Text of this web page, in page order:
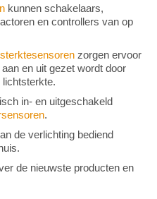
kunnen schakelaars,
en controllers van op
zorgen ervoor
en uit gezet wordt door
lichtsterkte.
in- en uitgeschakeld
.
de verlichting bediend
de nieuwste producten en